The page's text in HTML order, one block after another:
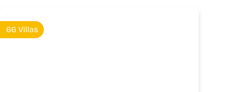
66 Villas